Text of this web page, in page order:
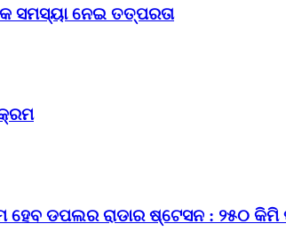
ନେଇ ତତ୍ପରତା
ହେବ ଡପଲର ରାଡାର ଷ୍ଟେସନ : ୨୫୦